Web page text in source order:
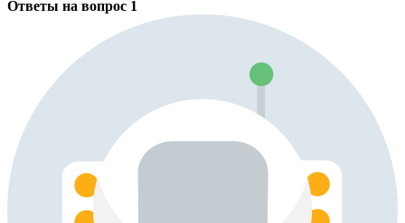
Ответы на вопрос 1